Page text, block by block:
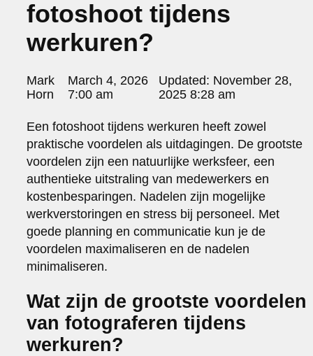
portraits 2
portraits 3
fd gazellen 2014
het zuiderlicht
thomas van luyn
parool christmas special
editorial
travel
commercial
fashion
contact
info@markhorn.nl
+31650600601
about
fotoshoot tijdens
werkuren?
Posted
by:
Mark
Horn
March 4, 2026
7:00 am
Updated: November 28,
2025 8:28 am
Een fotoshoot tijdens werkuren heeft zowel
praktische voordelen als uitdagingen. De grootste
voordelen zijn een natuurlijke werksfeer, een
authentieke uitstraling van medewerkers en
kostenbesparingen. Nadelen zijn mogelijke
werkverstoringen en stress bij personeel. Met
goede planning en communicatie kun je de
voordelen maximaliseren en de nadelen
minimaliseren.
Wat zijn de grootste voordelen
van fotograferen tijdens
werkuren?